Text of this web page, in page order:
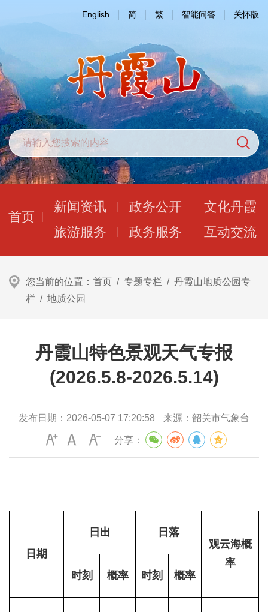
English 简 繁 智能问答 关怀版
首页
新闻资讯 政务公开
文化丹霞
旅游服务
政务服务 互动交流
您当前的位置： 首页 / 专题专栏 / 丹霞山地质公园专
栏 / 地质公园
丹霞山特色景观天气专报
(2026.5.8-2026.5.14)
发布日期： 2026-05-07 17:20:58 来源： 韶关市气象台
分享：
日期
日出
日落
观云海概
率
时刻
概率 时刻 概率